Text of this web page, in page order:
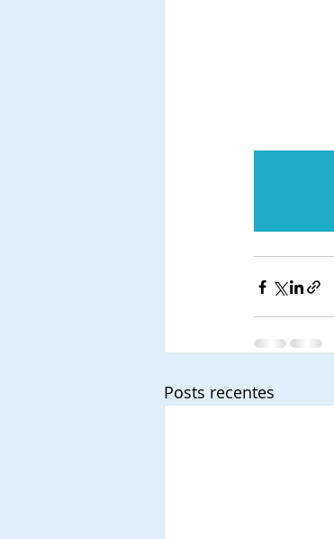
Posts recentes